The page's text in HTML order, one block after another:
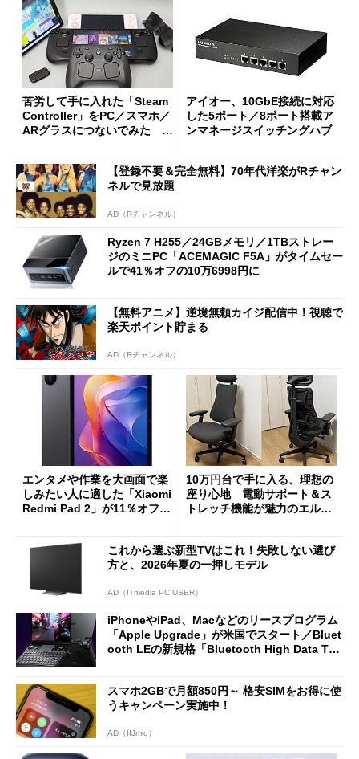
苦労して手に入れた「Steam
Controller」をPC／スマホ／
ARグラスにつないでみた ゲ
アイオー、10GbE接続に対応
した5ポート／8ポート搭載ア
ンマネージスイッチングハブ
【登録不要＆完全無料】70年代洋楽がRチャン
ネルで見放題
AD（Rチャンネル）
Ryzen 7 H255／24GBメモリ／1TBストレー
ジのミニPC「ACEMAGIC F5A」がタイムセー
ルで41％オフの10万6998円に
【無料アニメ】逆境無頼カイジ配信中！視聴で
楽天ポイント貯まる
AD（Rチャンネル）
エンタメや作業を大画面で楽
しみたい人に適した「Xiaomi
Redmi Pad 2」が11％オフの
10万円台で手に入る、理想の
座り心地 電動サポート＆ス
トレッチ機能が魅力のエルゴ
これから選ぶ新型TVはこれ！失敗しない選び
方と、2026年夏の一押しモデル
AD（ITmedia PC USER）
iPhoneやiPad、Macなどのリースプログラム
「Apple Upgrade」が米国でスタート／Bluet
ooth LEの新規格「Bluetooth High Data Thr
スマホ2GBで月額850円～ 格安SIMをお得に使
うキャンペーン実施中！
AD（IIJmio）